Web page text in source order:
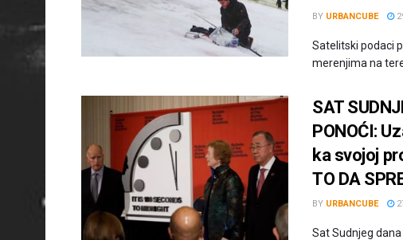
BY URBANCUBE
Satelitski podaci
merenjima na
SAT
PONOĆI:
ka svojoj
TO DA
BY URBANCUBE
Sat Sudnjeg